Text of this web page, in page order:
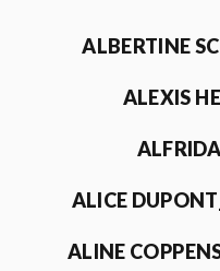
ALBERTINE
ALEXIS
ALICE
ALINE